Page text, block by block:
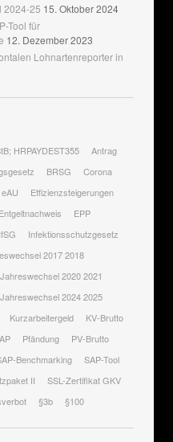
2024-25 15. Oktober 2024
Tool für
12. Dezember 2023
Lohnartenreporter in
HRPAYDEST355
Antrag
BRSG
Corona
eAU
Effizienzsteigerungen
Entgeltnachweis
EPP
IfSG
Infektionsschutzgesetz
2017 2018
Jahreswechsel 2020 2021
Jahreswechsel 2024 2025
Kurzarbeitergeld
KV-Brutto
Pfändung
PV-Brutto
Benchmarking
SAP-Tool
II
SSL-Zertifikat GKV
§3b §100